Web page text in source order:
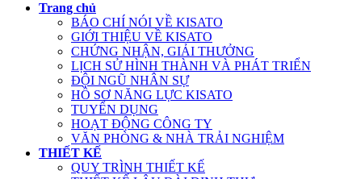
Trang chủ
BÁO CHÍ NÓI VỀ KISATO
GIỚI THIỆU VỀ KISATO
CHỨNG NHẬN, GIẢI THƯỞNG
LỊCH SỬ HÌNH THÀNH VÀ PHÁT TRIỂN
ĐỘI NGŨ NHÂN SỰ
HỒ SƠ NĂNG LỰC KISATO
TUYỂN DỤNG
HOẠT ĐỘNG CÔNG TY
VĂN PHÒNG & NHÀ TRẢI NGHIỆM
THIẾT KẾ
QUY TRÌNH THIẾT KẾ